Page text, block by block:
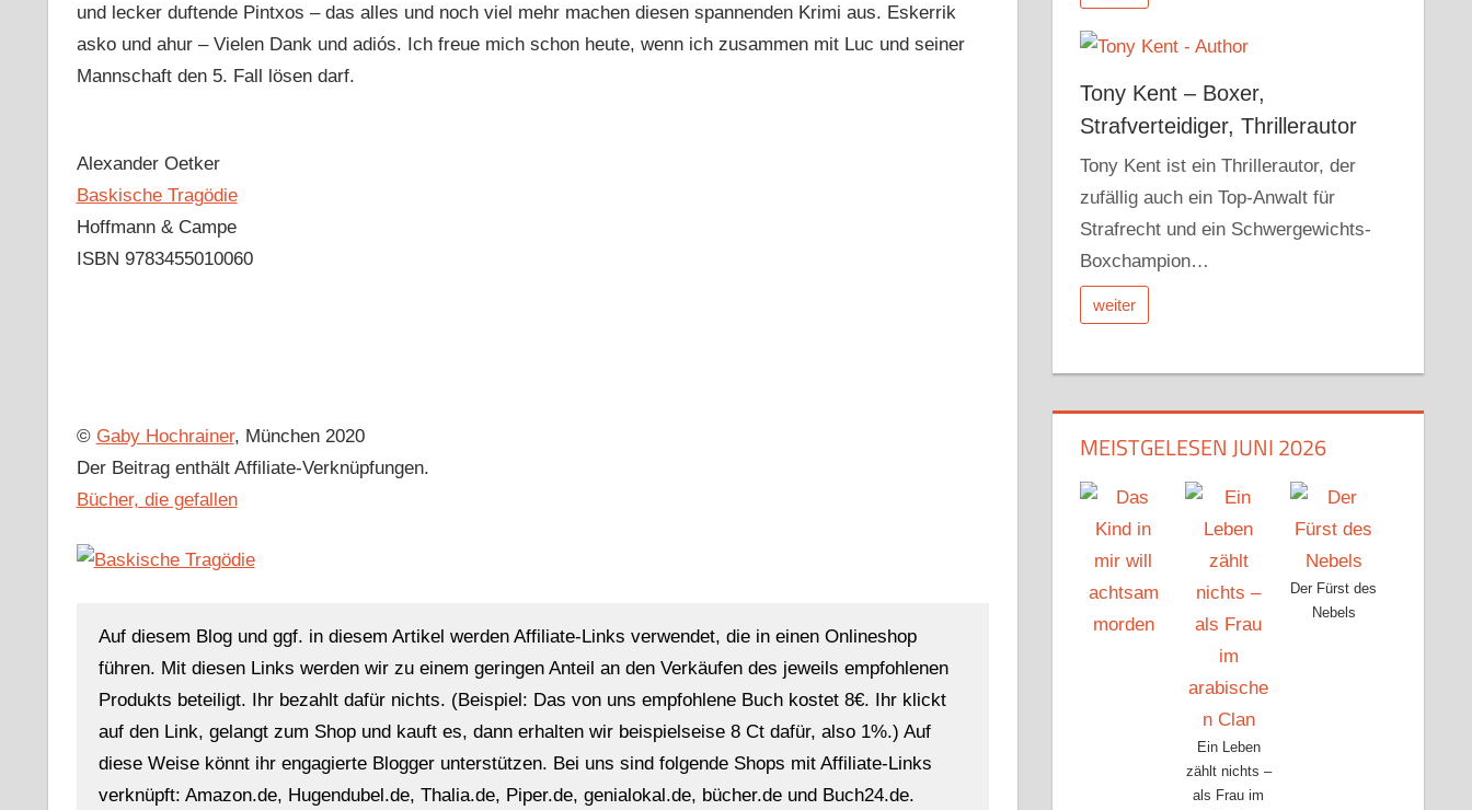
und lecker duftende Pintxos – das alles und noch viel mehr machen diesen spannenden Krimi aus. Eskerrik
asko und ahur – Vielen Dank und adiós. Ich freue mich schon heute, wenn ich zusammen mit Luc und seiner
Mannschaft den 5. Fall lösen darf.
Alexander Oetker
Baskische Tragödie
Hoffmann & Campe
ISBN 9783455010060
© Gaby Hochrainer, München 2020
Der Beitrag enthält Affiliate-Verknüpfungen.
Bücher, die gefallen
Auf diesem Blog und ggf. in diesem Artikel werden Affiliate-Links verwendet, die in einen Onlineshop
führen. Mit diesen Links werden wir zu einem geringen Anteil an den Verkäufen des jeweils empfohlenen
Produkts beteiligt. Ihr bezahlt dafür nichts. (Beispiel: Das von uns empfohlene Buch kostet 8€. Ihr klickt
auf den Link, gelangt zum Shop und kauft es, dann erhalten wir beispielseise 8 Ct dafür, also 1%.) Auf
diese Weise könnt ihr engagierte Blogger unterstützen. Bei uns sind folgende Shops mit Affiliate-Links
verknüpft: Amazon.de, Hugendubel.de, Thalia.de, Piper.de, genialokal.de, bücher.de und Buch24.de.
Tony Kent – Boxer,
Strafverteidiger, Thrillerautor
Tony Kent ist ein Thrillerautor, der
zufällig auch ein Top-Anwalt für
Strafrecht und ein Schwergewichts-
Boxchampion…
weiter
MEISTGELESEN JUNI 2026
Ein Leben
zählt nichts –
als Frau im
Der Fürst des
Nebels